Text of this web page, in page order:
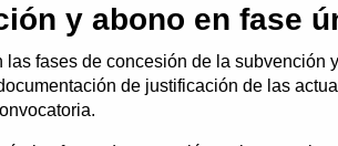
y abono en fase
las fases de concesión de la subvención
de justificación de las